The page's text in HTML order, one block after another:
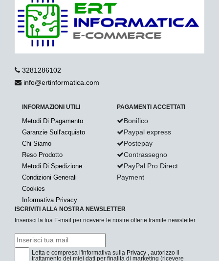
3281286102
info@ertinformatica.com
INFORMAZIONI UTILI
Metodi Di Pagamento
Garanzie Sull'acquisto
Chi Siamo
Reso Prodotto
Metodi Di Spedizione
Condizioni Generali
Cookies
Informativa Privacy
PAGAMENTI ACCETTATI
Bonifico
Paypal express
Postepay
Contrassegno
PayPal Pro Direct
Payment
ISCRIVITI ALLA NOSTRA NEWSLETTER
Inserisci la tua E-mail per ricevere le nostre offerte tramite newsletter.
Letta e compresa l'informativa sulla Privacy , autorizzo il
trattamento dei miei dati per finalità di marketing (ricevere